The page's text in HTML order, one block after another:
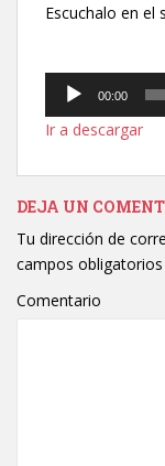
Escuchalo en el
Reproductor
audio
00:00
Ir a descargar
DEJA UN
Tu dirección de
campos
Comentario